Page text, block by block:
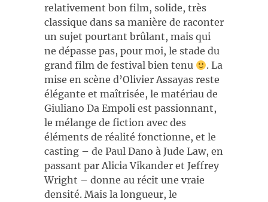
relativement bon film, solide, très
classique dans sa manière de raconter
un sujet pourtant brûlant, mais qui
ne dépasse pas, pour moi, le stade du
grand film de festival bien tenu
. La
mise en scène d’Olivier Assayas reste
élégante et maîtrisée, le matériau de
Giuliano Da Empoli est passionnant,
le mélange de fiction avec des
éléments de réalité fonctionne, et le
casting – de Paul Dano à Jude Law, en
passant par Alicia Vikander et Jeffrey
Wright – donne au récit une vraie
densité. Mais la longueur, le